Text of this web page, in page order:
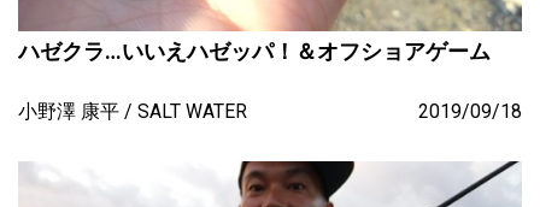
ハゼクラ…いいえハゼッパ！＆オフショアゲーム
小野澤 康平 SALT WATER 2019/09/18